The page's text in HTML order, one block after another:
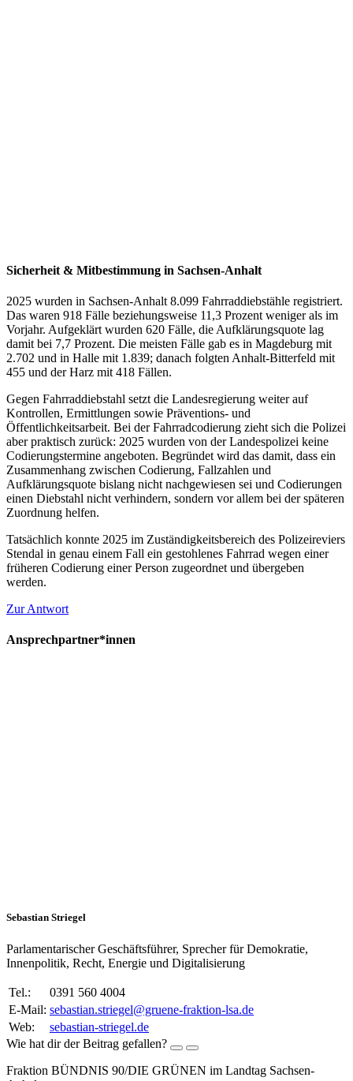
Sicherheit & Mitbestimmung in Sachsen-Anhalt
2025 wurden in Sachsen-Anhalt 8.099 Fahrraddiebstähle registriert.
Das waren 918 Fälle beziehungsweise 11,3 Prozent weniger als im
Vorjahr. Aufgeklärt wurden 620 Fälle, die Aufklärungsquote lag
damit bei 7,7 Prozent. Die meisten Fälle gab es in Magdeburg mit
2.702 und in Halle mit 1.839; danach folgten Anhalt-Bitterfeld mit
455 und der Harz mit 418 Fällen.
Gegen Fahrraddiebstahl setzt die Landesregierung weiter auf
Kontrollen, Ermittlungen sowie Präventions- und
Öffentlichkeitsarbeit. Bei der Fahrradcodierung zieht sich die Polizei
aber praktisch zurück: 2025 wurden von der Landespolizei keine
Codierungstermine angeboten. Begründet wird das damit, dass ein
Zusammenhang zwischen Codierung, Fallzahlen und
Aufklärungsquote bislang nicht nachgewiesen sei und Codierungen
einen Diebstahl nicht verhindern, sondern vor allem bei der späteren
Zuordnung helfen.
Tatsächlich konnte 2025 im Zuständigkeitsbereich des Polizeireviers
Stendal in genau einem Fall ein gestohlenes Fahrrad wegen einer
früheren Codierung einer Person zugeordnet und übergeben
werden.
Zur Antwort
Ansprechpartner*innen
Sebastian Striegel
Parlamentarischer Geschäftsführer, Sprecher für Demokratie,
Innenpolitik, Recht, Energie und Digitalisierung
Tel.:
0391 560 4004
E-Mail: sebastian.striegel@gruene-fraktion-lsa.de
Web:
sebastian-striegel.de
Wie hat dir der Beitrag gefallen?
Fraktion BÜNDNIS 90/DIE GRÜNEN im Landtag Sachsen-